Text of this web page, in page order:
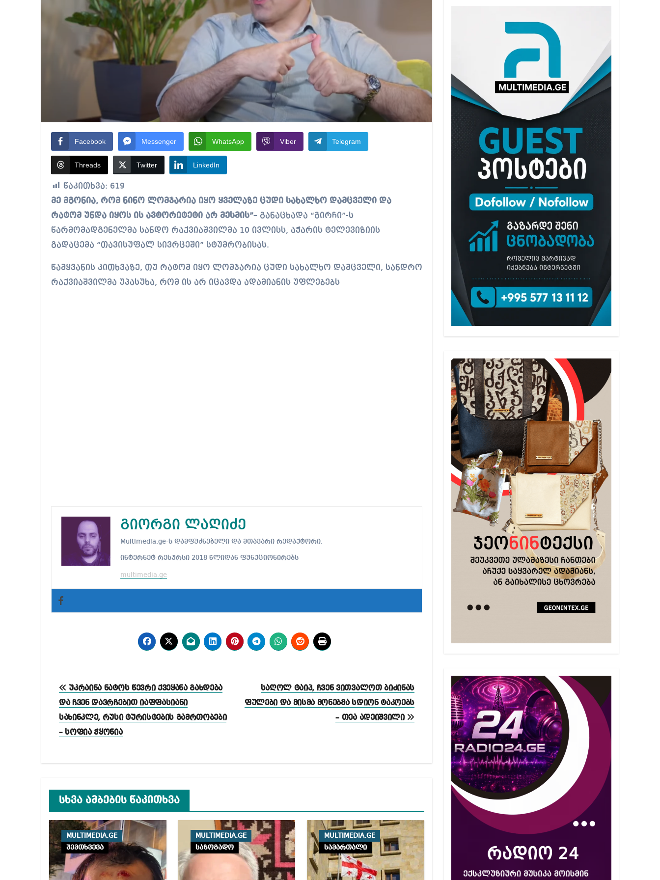
Facebook Messenger WhatsApp Viber Telegram
Threads Twitter LinkedIn
წაკითხვა: 619
მე მგონია, რომ ნინო ლომჯარია იყო ყველაზე ცუდი სახალხო დამცველი და
რატომ უნდა იყოს ის ავტორიტეტი არ მესმის”– განაცხადა “გირჩი”-ს
წარმომადგენელმა სანდო რაქვიაშვილმა 10 ივლისს, აჭარის ტელევიზიის
გადაცემა “თავისუფალ სივრცეში” სტუმრობისას.
წამყვანის კითხვაზე, თუ რატომ იყო ლომჯარია ცუდი სახალხო დამცველი, სანდრო
რაქვიაშვილმა უპასუხა, რომ ის არ იცავდა ადამიანის უფლებებს
გიორგი ლაღიძე
Multimedia.ge-ს დამფუძნებელი და მთავარი რედაქტორი.
ინტერნეტ რესურსი 2018 წლიდან ფუნქციონირებს
multimedia.ge
პოსტის
ნავიგაცია
უკრაინა ნატოს წევრი ქვეყანა გახდება
და ჩვენ დავრჩებით იაფფასიანი
სახინკლე, რუსი ტურისტების გამრთობები
– სოფია ჭყონია
საღოლ ტაიპ, ჩვენ ვითვალოთ ბიძინას
ფულები და მისმა მონებმა სდიონ ტაკოებს
– თეა ადეიშვილი
სხვა ამბების წაკითხვა
MULTIMEDIA.GE
შემთხვევა
MULTIMEDIA.GE
საზოგადო
MULTIMEDIA.GE
სამართალი